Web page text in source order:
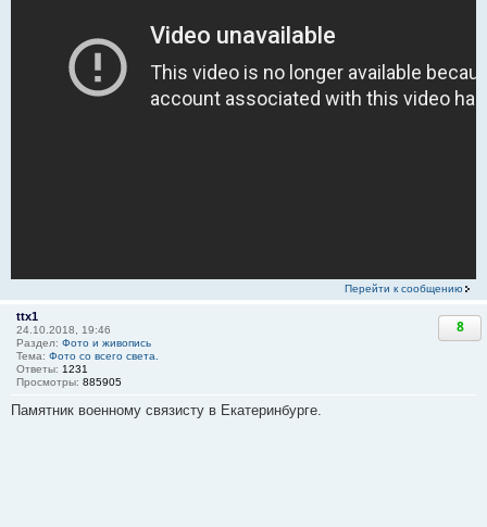
Перейти к сообщению
ttx1
24.10.2018, 19:46
Раздел: Фото и живопись
Тема: Фото со всего света.
Ответы: 1231
Просмотры: 885905
8
Памятник военному связисту в Екатеринбурге.